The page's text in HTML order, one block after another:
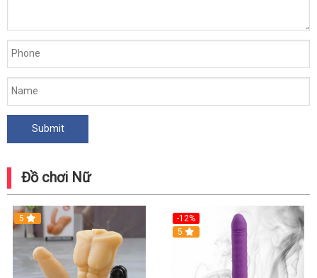
Đồ chơi Nữ
5
-12%
5